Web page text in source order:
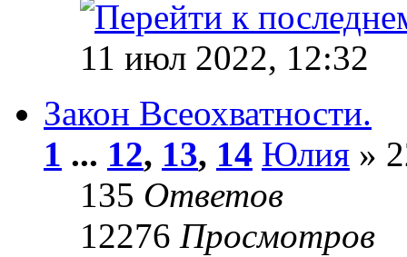
11 июл 2022, 12:32
Закон Всеохватности.
1 ... 12, 13, 14 Юлия »
135 Ответов
12276 Просмотров